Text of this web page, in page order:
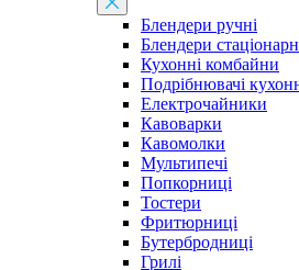
Блендери ручні
Блендери
Кухонні комбайни
Подрібнювачі
Електрочайники
Кавоварки
Кавомолки
Мультипечі
Попкорниці
Тостери
Фритюрниці
Бутербродниці
Грилі